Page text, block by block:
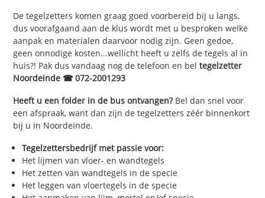
De tegelzetters komen graag goed voorbereid bij u langs,
dus voorafgaand aan de klus wordt met u besproken welke
aanpak en materialen daarvoor nodig zijn. Geen gedoe,
geen onnodige kosten...wellicht heeft u zelfs de tegels al in
huis?! Pak dus vandaag nog de telefoon en beltegelzetter
Noordeinde ☎ 072-2001293
Heeft u een folder in de bus ontvangen?Bel dan snel voor
een afspraak, want dan zijn de tegelzetters zéér binnenkort
bij u in Noordeinde.
Tegelzettersbedrijf met passie voor:
Het lijmen van vloer- en wandtegels
Het zetten van wandtegels in de specie
Het leggen van vloertegels in de specie